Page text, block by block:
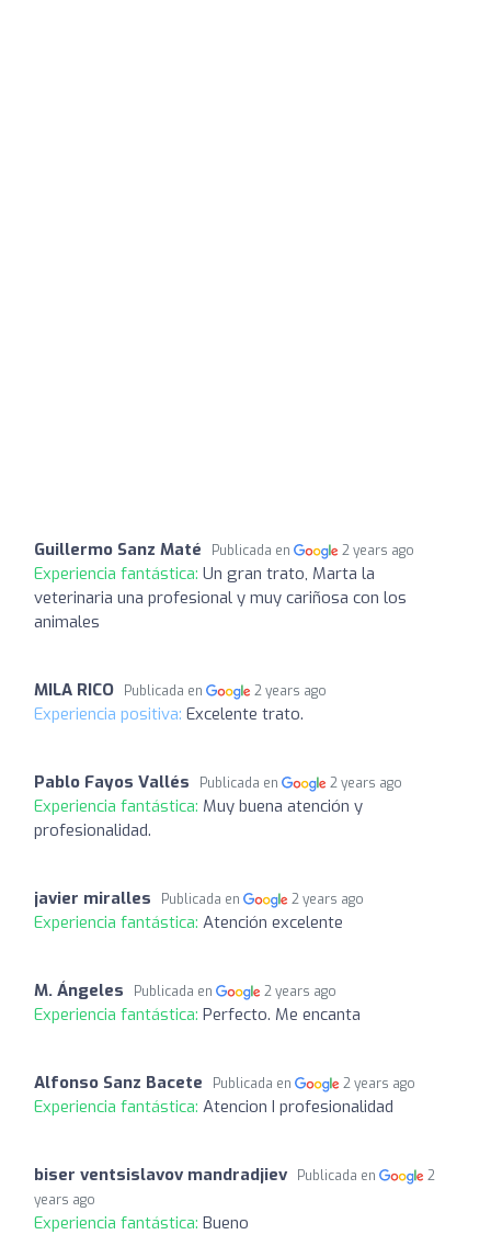
Guillermo Sanz Maté Publicada en 2 years ago
Experiencia fantástica: Un gran trato, Marta la
veterinaria una profesional y muy cariñosa con los
animales
MILA RICO Publicada en 2 years ago
Experiencia positiva: Excelente trato.
Pablo Fayos Vallés Publicada en 2 years ago
Experiencia fantástica: Muy buena atención y
profesionalidad.
javier miralles Publicada en 2 years ago
Experiencia fantástica: Atención excelente
M. Ángeles Publicada en 2 years ago
Experiencia fantástica: Perfecto. Me encanta
Alfonso Sanz Bacete Publicada en 2 years ago
Experiencia fantástica: Atencion I profesionalidad
biser ventsislavov mandradjiev Publicada en
2
years ago
Experiencia fantástica: Bueno